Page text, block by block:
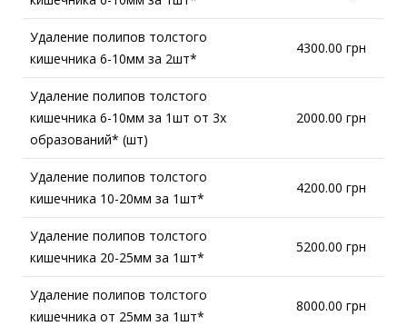
Удаление полипов толстого
кишечника 6-10мм за 2шт*
4300.00 грн
Удаление полипов толстого
кишечника 6-10мм за 1шт от 3х
образований* (шт)
2000.00 грн
Удаление полипов толстого
кишечника 10-20мм за 1шт*
4200.00 грн
Удаление полипов толстого
кишечника 20-25мм за 1шт*
5200.00 грн
Удаление полипов толстого
кишечника от 25мм за 1шт*
8000.00 грн